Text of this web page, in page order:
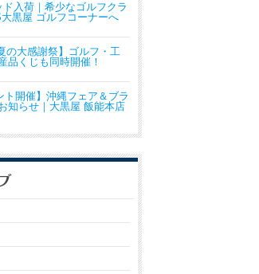
入荷｜希少なゴルフクラ
黒屋 ゴルフコーナーへ
の大感謝祭】ゴルフ・工
品くじも同時開催！
ト開催】沖縄フェア＆ブラ
知らせ｜大黒屋 飯能本店